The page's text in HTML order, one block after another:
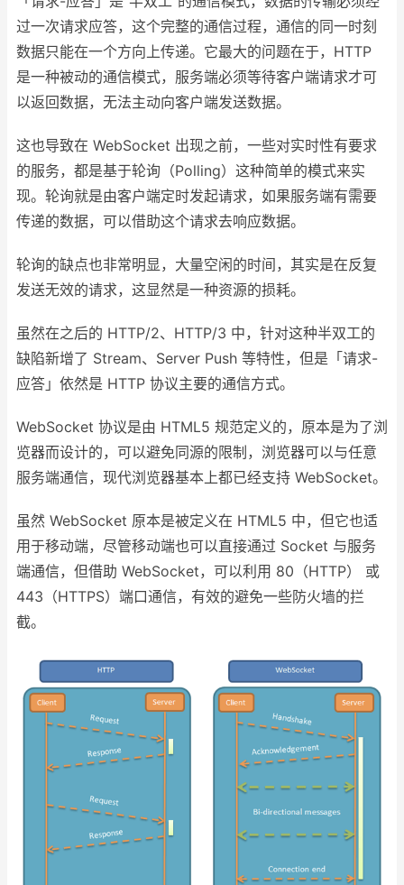
过一次请求应答，这个完整的通信过程，通信的同一时刻
数据只能在一个方向上传递。它最大的问题在于，HTTP
是一种被动的通信模式，服务端必须等待客户端请求才可
以返回数据，无法主动向客户端发送数据。
这也导致在 WebSocket 出现之前，一些对实时性有要求
的服务，都是基于轮询（Polling）这种简单的模式来实
现。轮询就是由客户端定时发起请求，如果服务端有需要
传递的数据，可以借助这个请求去响应数据。
轮询的缺点也非常明显，大量空闲的时间，其实是在反复
发送无效的请求，这显然是一种资源的损耗。
虽然在之后的 HTTP/2、HTTP/3 中，针对这种半双工的
缺陷新增了 Stream、Server Push 等特性，但是「请求-
应答」依然是 HTTP 协议主要的通信方式。
WebSocket 协议是由 HTML5 规范定义的，原本是为了浏
览器而设计的，可以避免同源的限制，浏览器可以与任意
服务端通信，现代浏览器基本上都已经支持 WebSocket。
虽然 WebSocket 原本是被定义在 HTML5 中，但它也适
用于移动端，尽管移动端也可以直接通过 Socket 与服务
端通信，但借助 WebSocket，可以利用 80（HTTP） 或
443（HTTPS）端口通信，有效的避免一些防火墙的拦
截。